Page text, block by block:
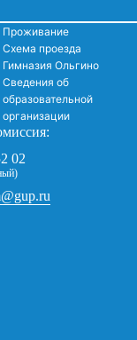
Проживание
Схема проезда
Гимназия Ольгино
Сведения об
образовательной
организации
02